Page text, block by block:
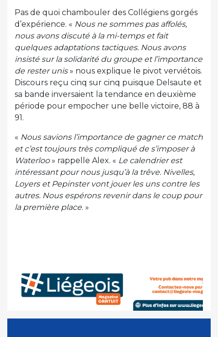
Pas de quoi chambouler des Collégiens gorgés
d’expérience. « Nous ne sommes pas affolés,
nous avons discuté à la mi-temps et fait
quelques adaptations tactiques. Nous avons
insisté sur la solidarité du groupe et l’importance
de rester unis» nous explique le pivot verviétois.
Discours reçu cinq sur cinq puisque Delsaute et
sa bande inversaient la tendance en deuxième
période pour empocher une belle victoire, 88 à
91.
« Nous savions l’importance de gagner ce match
et c’est toujours très compliqué de s’imposer à
Waterloo» rappelle Alex. « Le calendrier est
intéressant pour nous jusqu’à la trêve. Nivelles,
Loyers et Pepinster vont jouer les uns contre les
autres. Nous espérons revenir dans le coup pour
la première place. »